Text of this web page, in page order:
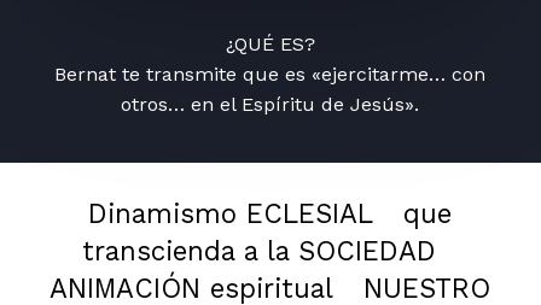
¿QUÉ ES?
Bernat te transmite que es «ejercitarme… con
otros… en el Espíritu de Jesús».
Dinamismo ECLESIAL
que
transcienda a la SOCIEDAD
ANIMACIÓN espiritual
NUESTRO